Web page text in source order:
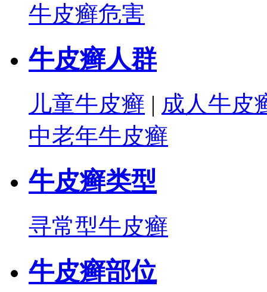
牛皮癣危害
牛皮癣人群
儿童牛皮癣 | 成人牛皮
中老年牛皮癣
牛皮癣类型
寻常型牛皮癣
牛皮癣部位